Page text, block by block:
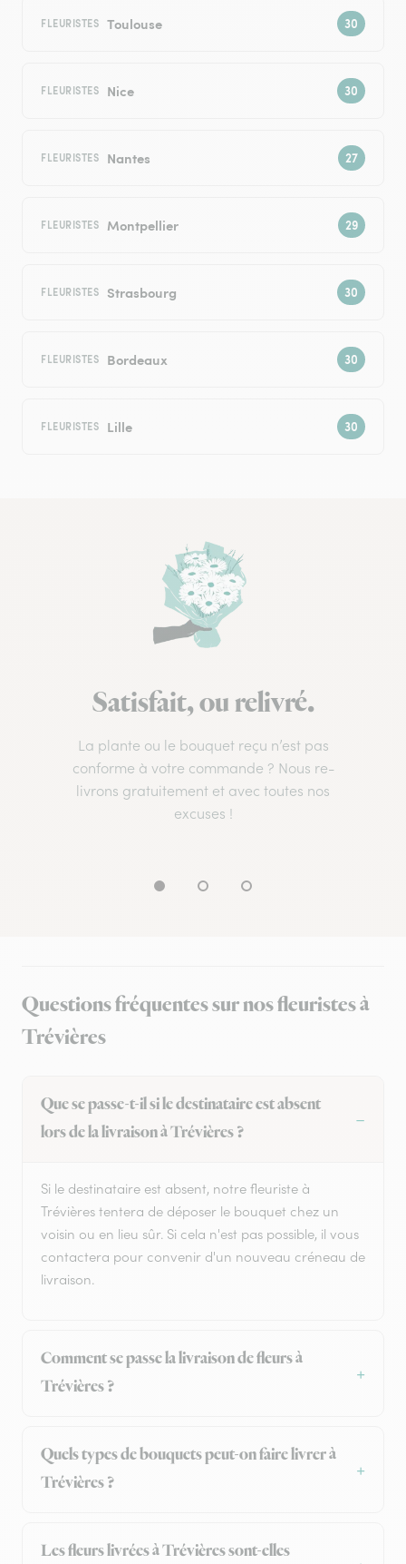
FLEURISTES Toulouse
FLEURISTES Nice
FLEURISTES Nantes
FLEURISTES Montpellier
FLEURISTES Strasbourg
FLEURISTES Bordeaux
FLEURISTES Lille
Satisfait, ou relivré.
La plante ou le bouquet reçu n’est pas
conforme à votre commande ? Nous re-
livrons gratuitement et avec toutes nos
excuses !
Questions fréquentes sur nos fleuristes à
Trévières
Que se passe-t-il si le destinataire est absent
lors de la livraison à Trévières ?
Si le destinataire est absent, notre fleuriste à
Trévières tentera de déposer le bouquet chez un
voisin ou en lieu sûr. Si cela n'est pas possible, il vous
contactera pour convenir d'un nouveau créneau de
livraison.
Comment se passe la livraison de fleurs à
Trévières ?
Quels types de bouquets peut-on faire livrer à
Trévières ?
Les fleurs livrées à Trévières sont-elles